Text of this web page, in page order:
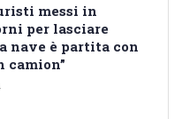
messi in
per lasciare
nave è partita con
camion”